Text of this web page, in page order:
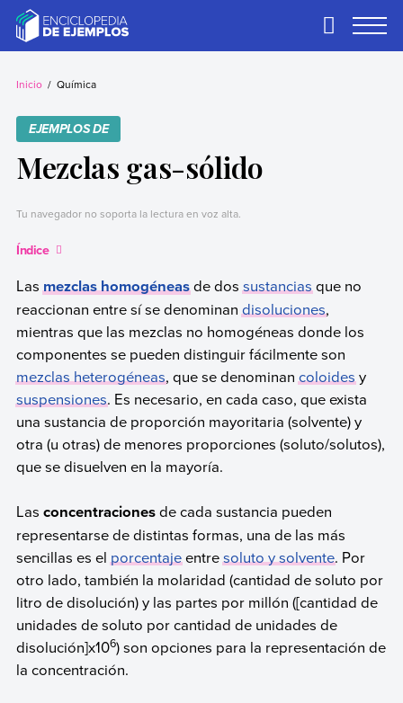
contentEjemplos
Necesitas ejemplos.
Primary
Inicio Química
EJEMPLOS DE
Mezclas gas-sólido
Tu navegador no soporta la lectura en voz alta.
Índice
Lasmezclas homogéneasde dossustanciasque no
reaccionan entre sí se denominandisoluciones,
mientras que las mezclas no homogéneas donde los
componentes se pueden distinguir fácilmente son
mezclas heterogéneas, que se denominancoloidesy
suspensiones. Es necesario, en cada caso, que exista
una sustancia de proporción mayoritaria (solvente) y
otra (u otras) de menores proporciones (soluto/solutos),
que se disuelven en la mayoría.
Las concentracionesde cada sustancia pueden
representarse de distintas formas, una de las más
sencillas es elporcentajeentresoluto y solvente. Por
otro lado, también la molaridad (cantidad de soluto por
litro de disolución) y las partes por millón ([cantidad de
unidades de soluto por cantidad de unidades de
disolución]x106) son opciones para la representación de
la concentración.